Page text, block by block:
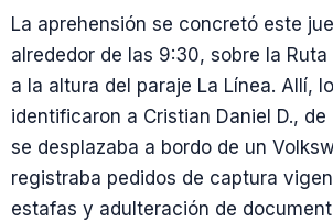
La aprehensión se concretó este
alrededor de las 9:30, sobre la Ruta
a la altura del paraje La Línea. Allí,
identificaron a Cristian Daniel D.,
se desplazaba a bordo de un
registraba pedidos de captura
estafas y adulteración de